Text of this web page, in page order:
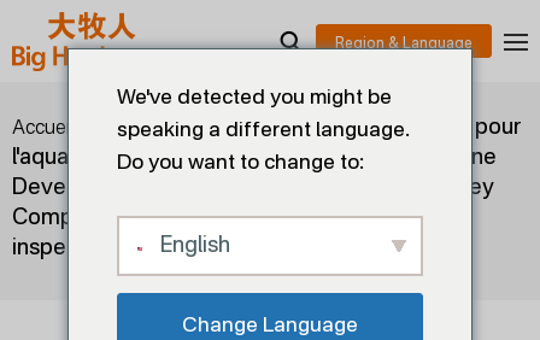
Accueil Blogs >
Co-créer un nouvel avenir pour
l'aquaculture - Des dirigeants du Qingdao Marine
Development Bureau et de la Guoxin Blue Valley
Company visitent Bigherdsman pour des
inspections et des échanges
We've detected you might be
speaking a different language.
Do you want to change to:
English
Change Language